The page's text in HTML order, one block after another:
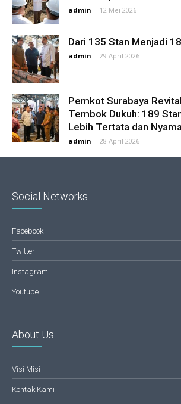
admin - 12 Mei 2026
Dari 135 Stan Menjadi
admin - 29 April 2026
Pemkot Surabaya
Tembok Dukuh: 189
Lebih Tertata dan
admin - 28 April 2026
Social Networks
Facebook
Twitter
Instagram
Youtube
About Us
Visi Misi
Kontak Kami